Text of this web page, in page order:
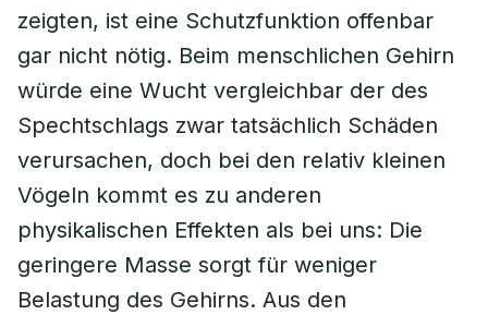
zeigten, ist eine Schutzfunktion offenbar
gar nicht nötig. Beim menschlichen Gehirn
würde eine Wucht vergleichbar der des
Spechtschlags zwar tatsächlich Schäden
verursachen, doch bei den relativ kleinen
Vögeln kommt es zu anderen
physikalischen Effekten als bei uns: Die
geringere Masse sorgt für weniger
Belastung des Gehirns. Aus den